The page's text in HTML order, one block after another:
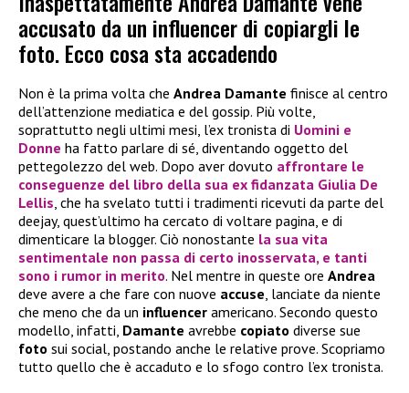
accusato da un influencer di copiargli le
foto. Ecco cosa sta accadendo
Non è la prima volta che Andrea Damante finisce al centro
dell’attenzione mediatica e del gossip. Più volte,
soprattutto negli ultimi mesi, l’ex tronista di Uomini e
Donne ha fatto parlare di sé, diventando oggetto del
pettegolezzo del web. Dopo aver dovuto affrontare le
conseguenze del libro della sua ex fidanzata Giulia De
Lellis, che ha svelato tutti i tradimenti ricevuti da parte del
deejay, quest’ultimo ha cercato di voltare pagina, e di
dimenticare la blogger. Ciò nonostante la sua vita
sentimentale non passa di certo inosservata, e tanti
sono i rumor in merito. Nel mentre in queste ore Andrea
deve avere a che fare con nuove accuse, lanciate da niente
che meno che da un influencer americano. Secondo questo
modello, infatti, Damante avrebbe copiato diverse sue
foto sui social, postando anche le relative prove. Scopriamo
tutto quello che è accaduto e lo sfogo contro l’ex tronista.